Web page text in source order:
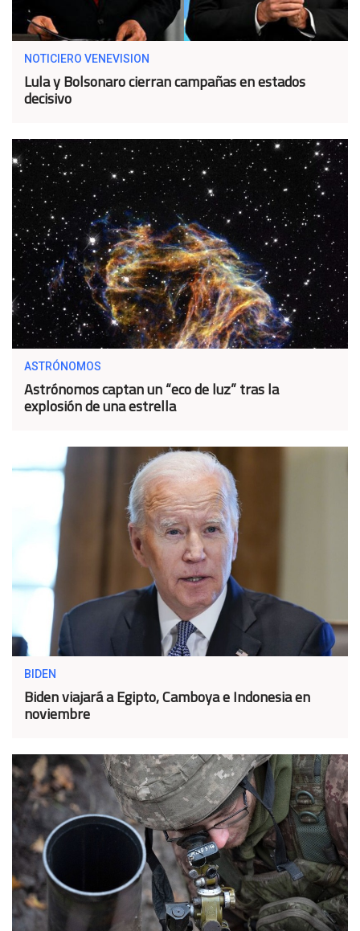
NOTICIERO VENEVISION
Lula y Bolsonaro cierran campañas en estados
decisivo
ASTRÓNOMOS
Astrónomos captan un “eco de luz” tras la
explosión de una estrella
BIDEN
Biden viajará a Egipto, Camboya e Indonesia en
noviembre